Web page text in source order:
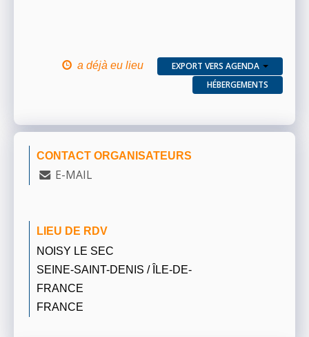
a déjà eu lieu
EXPORT VERS AGENDA
HÉBERGEMENTS
CONTACT ORGANISATEURS
E-MAIL
LIEU DE RDV
NOISY LE SEC
SEINE-SAINT-DENIS / ÎLE-DE-
FRANCE
FRANCE